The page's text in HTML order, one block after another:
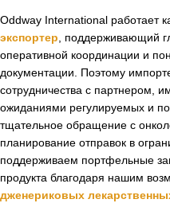
Oddway International работает
экспортер , поддерживающий
оперативной координации и
документации. Поэтому
сотрудничества с партнером,
ожиданиями регулируемых и
тщательное обращение с
планирование отправок в
поддерживаем портфельные
продукта благодаря нашим
дженериковых